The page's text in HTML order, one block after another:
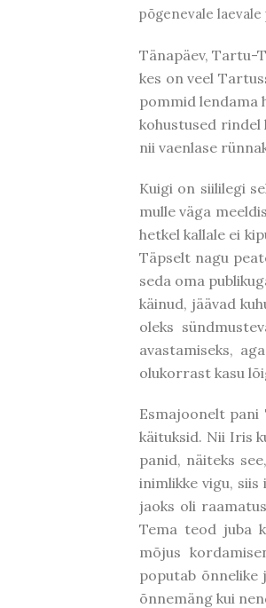
põgenevale
Tänapäev, Tartu-
kes on veel
pommid lendama
kohustused rindel
nii vaenlase
Kuigi on siililegi
mulle väga
hetkel kallale ei
Täpselt nagu
seda oma
käinud, jäävad
oleks
avastamiseks,
olukorrast kasu
Esmajoonelt pani
käituksid. Nii Iris
panid, näiteks
inimlikke vigu,
jaoks oli
Tema teod juba
mõjus
poputab õnnelike
õnnemäng kui